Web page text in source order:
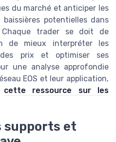
du marché et anticiper les
potentielles dans
Chaque trader se doit de
de mieux interpréter les
des prix et optimiser ses
une analyse approfondie
EOS et leur application,
cette ressource sur les
supports et